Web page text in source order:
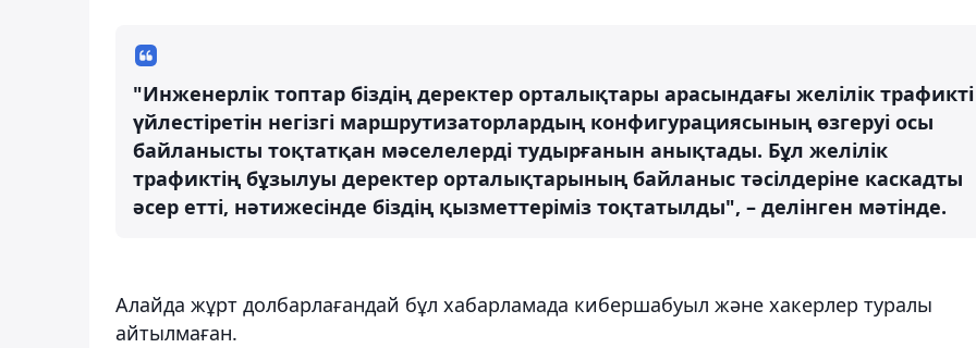
"Инженерлік топтар біздің деректер орталықтары арасындағы желілік трафикті
үйлестіретін негізгі маршрутизаторлардың конфигурациясының өзгеруі осы
байланысты тоқтатқан мәселелерді тудырғанын анықтады. Бұл желілік
трафиктің бұзылуы деректер орталықтарының байланыс тәсілдеріне каскадты
әсер етті, нәтижесінде біздің қызметтеріміз тоқтатылды", – делінген мәтінде.
Алайда жұрт долбарлағандай бұл хабарламада кибершабуыл және хакерлер туралы
айтылмаған.